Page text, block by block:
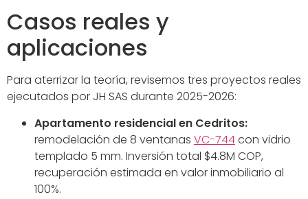
Casos reales y
aplicaciones
Para aterrizar la teoría, revisemos tres proyectos reales
ejecutados por JH SAS durante 2025-2026:
Apartamento residencial en Cedritos:
remodelación de 8 ventanas VC-744con vidrio
templado 5 mm. Inversión total $4.8M COP,
recuperación estimada en valor inmobiliario al
100%.